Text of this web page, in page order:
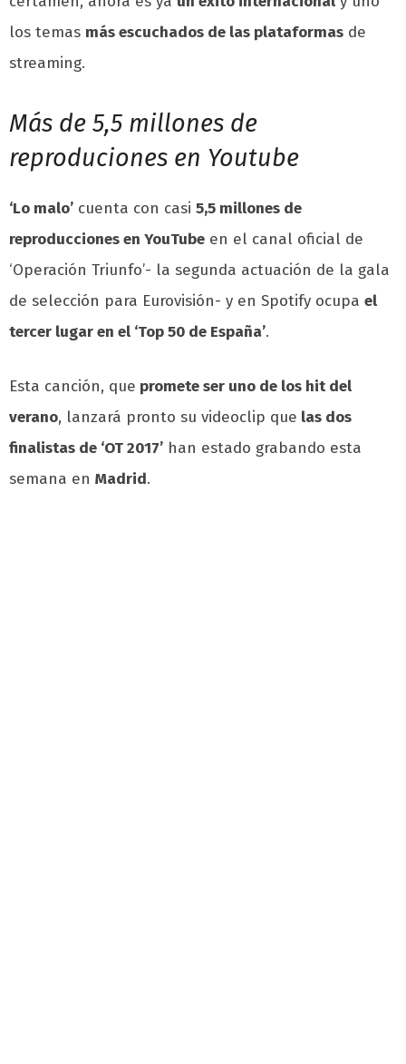
los temas más escuchados de las plataformas de
streaming.
Más de 5,5 millones de
reproduciones en Youtube
‘Lo malo’ cuenta con casi 5,5 millones de
reproducciones en YouTube en el canal oficial de
‘Operación Triunfo’- la segunda actuación de la gala
de selección para Eurovisión- y en Spotify ocupa el
tercer lugar en el ‘Top 50 de España’.
Esta canción, que promete ser uno de los hit del
verano, lanzará pronto su videoclip que las dos
finalistas de ‘OT 2017’ han estado grabando esta
semana en Madrid.